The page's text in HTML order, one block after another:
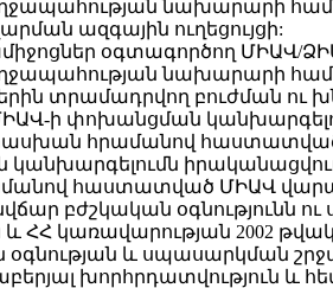
նախարարի
ազգային ուղեցույցի:
օգտագործող ՄԻԱՎ/
նախարարի
տրամադրվող բուժման ու
ՄԻԱՎ-ի փոխանցման
հրամանով հաստատված
կանխարգելումն
հաստատված ՄԻԱՎ
բժշկական օգնությունն
և ՀՀ կառավարության 2002
օգնության և սպասարկման
խորհրդատվություն և